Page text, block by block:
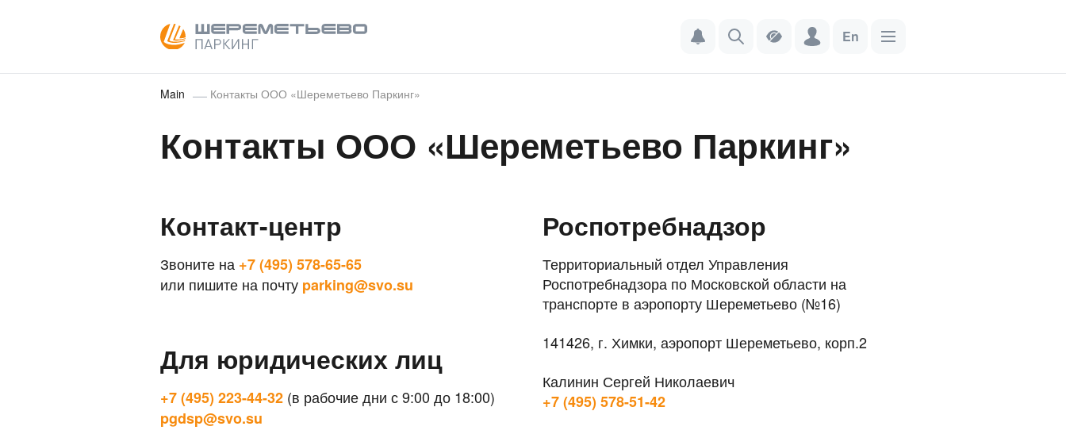
En
Main Контакты ООО «Шереметьево Паркинг»
Контакты ООО «Шереметьево Паркинг»
Контакт-центр
Звоните на +7 (495) 578-65-65
или пишите на почту parking@svo.su
Для юридических лиц
+7 (495) 223-44-32 (в рабочие дни с 9:00 до 18:00)
pgdsp@svo.su
Роспотребнадзор
Территориальный отдел Управления
Роспотребнадзора по Московской области на
транспорте в аэропорту Шереметьево (№16)
141426, г. Химки, аэропорт Шереметьево, корп.2
Калинин Сергей Николаевич
+7 (495) 578-51-42